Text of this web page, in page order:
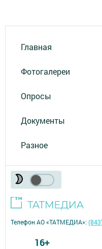
Главная
Фотогалереи
Опросы
Документы
Разное
Телефон АО «ТАТМЕДИА»:
16+